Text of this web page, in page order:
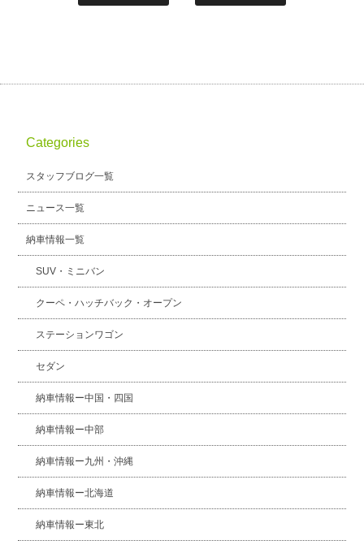
Categories
スタッフブログ一覧
ニュース一覧
納車情報一覧
SUV・ミニバン
クーペ・ハッチバック・オープン
ステーションワゴン
セダン
納車情報ー中国・四国
納車情報ー中部
納車情報ー九州・沖縄
納車情報ー北海道
納車情報ー東北